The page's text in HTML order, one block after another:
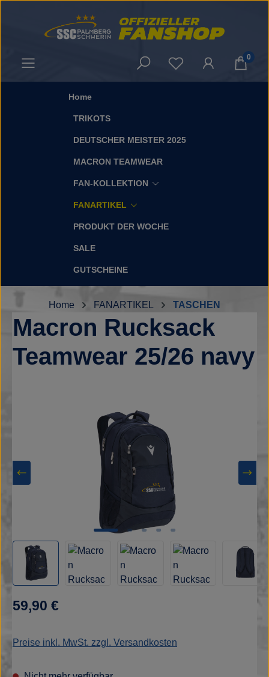
Zum Hauptinhalt springen
Du hast 0 0
Home
TRIKOTS
DEUTSCHER MEISTER 2025
MACRON TEAMWEAR
FAN-KOLLEKTION
FANARTIKEL
PRODUKT DER WOCHE
SALE
GUTSCHEINE
Home FANARTIKEL TASCHEN
Macron Rucksack
Teamwear 25/26 navy
Regulärer Preis:
59,90 €
Preise inkl. MwSt. zzgl. Versandkosten